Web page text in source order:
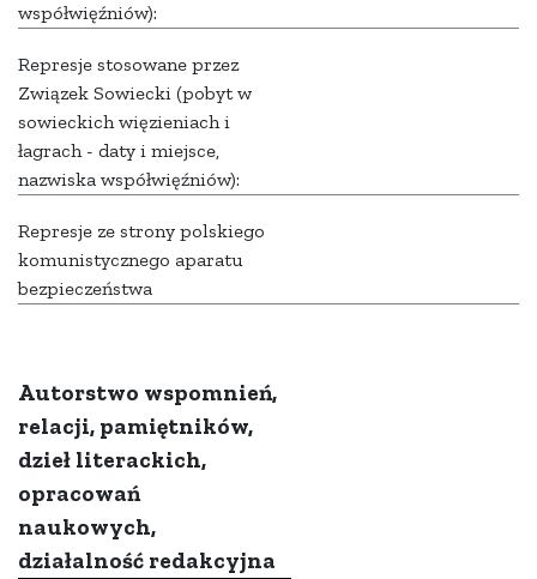
współwięźniów):
Represje stosowane przez
Związek Sowiecki (pobyt w
sowieckich więzieniach i
łagrach - daty i miejsce,
nazwiska współwięźniów):
Represje ze strony polskiego
komunistycznego aparatu
bezpieczeństwa
Autorstwo wspomnień,
relacji, pamiętników,
dzieł literackich,
opracowań
naukowych,
działalność redakcyjna